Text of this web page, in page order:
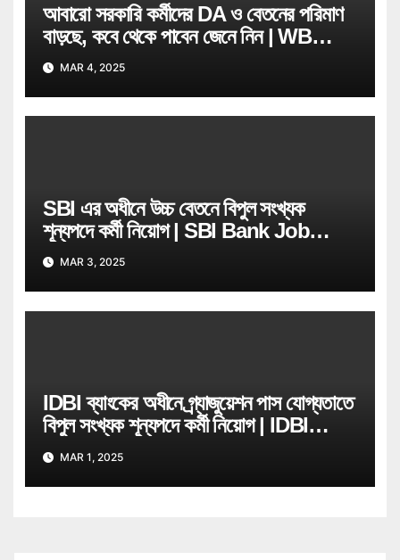
আবারো সরকারি কর্মীদের DA ও বেতনের পরিমাণ
বাড়ছে, কবে থেকে পাবেন জেনে নিন | WB
Govt Job Employee
MAR 4, 2025
SBI এর অধীনে উচ্চ বেতনে বিপুল সংখ্যক
শূন্যপদে কর্মী নিয়োগ | SBI Bank Job
Recruitment
MAR 3, 2025
IDBI ব্যাংকের অধীনে গ্ৰ্যাজুয়েশন পাস যোগ্যতাতে
বিপুল সংখ্যক শূন্যপদে কর্মী নিয়োগ | IDBI
Bank Job Recruitment
MAR 1, 2025